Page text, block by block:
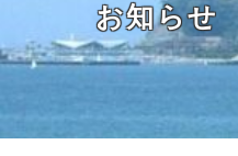
お知らせ